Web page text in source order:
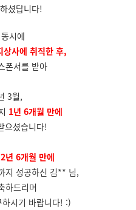
하셨답니다!
시에
상사에 취직한 후,
폰서를 받아
3월,
1년 6개월 만에
으셨습니다!
년 6개월 만에
지 성공하신 김** 님,
하드리며
시기 바랍니다! :)